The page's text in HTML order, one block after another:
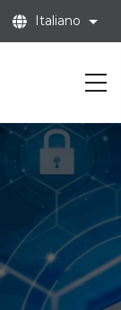
Italiano List